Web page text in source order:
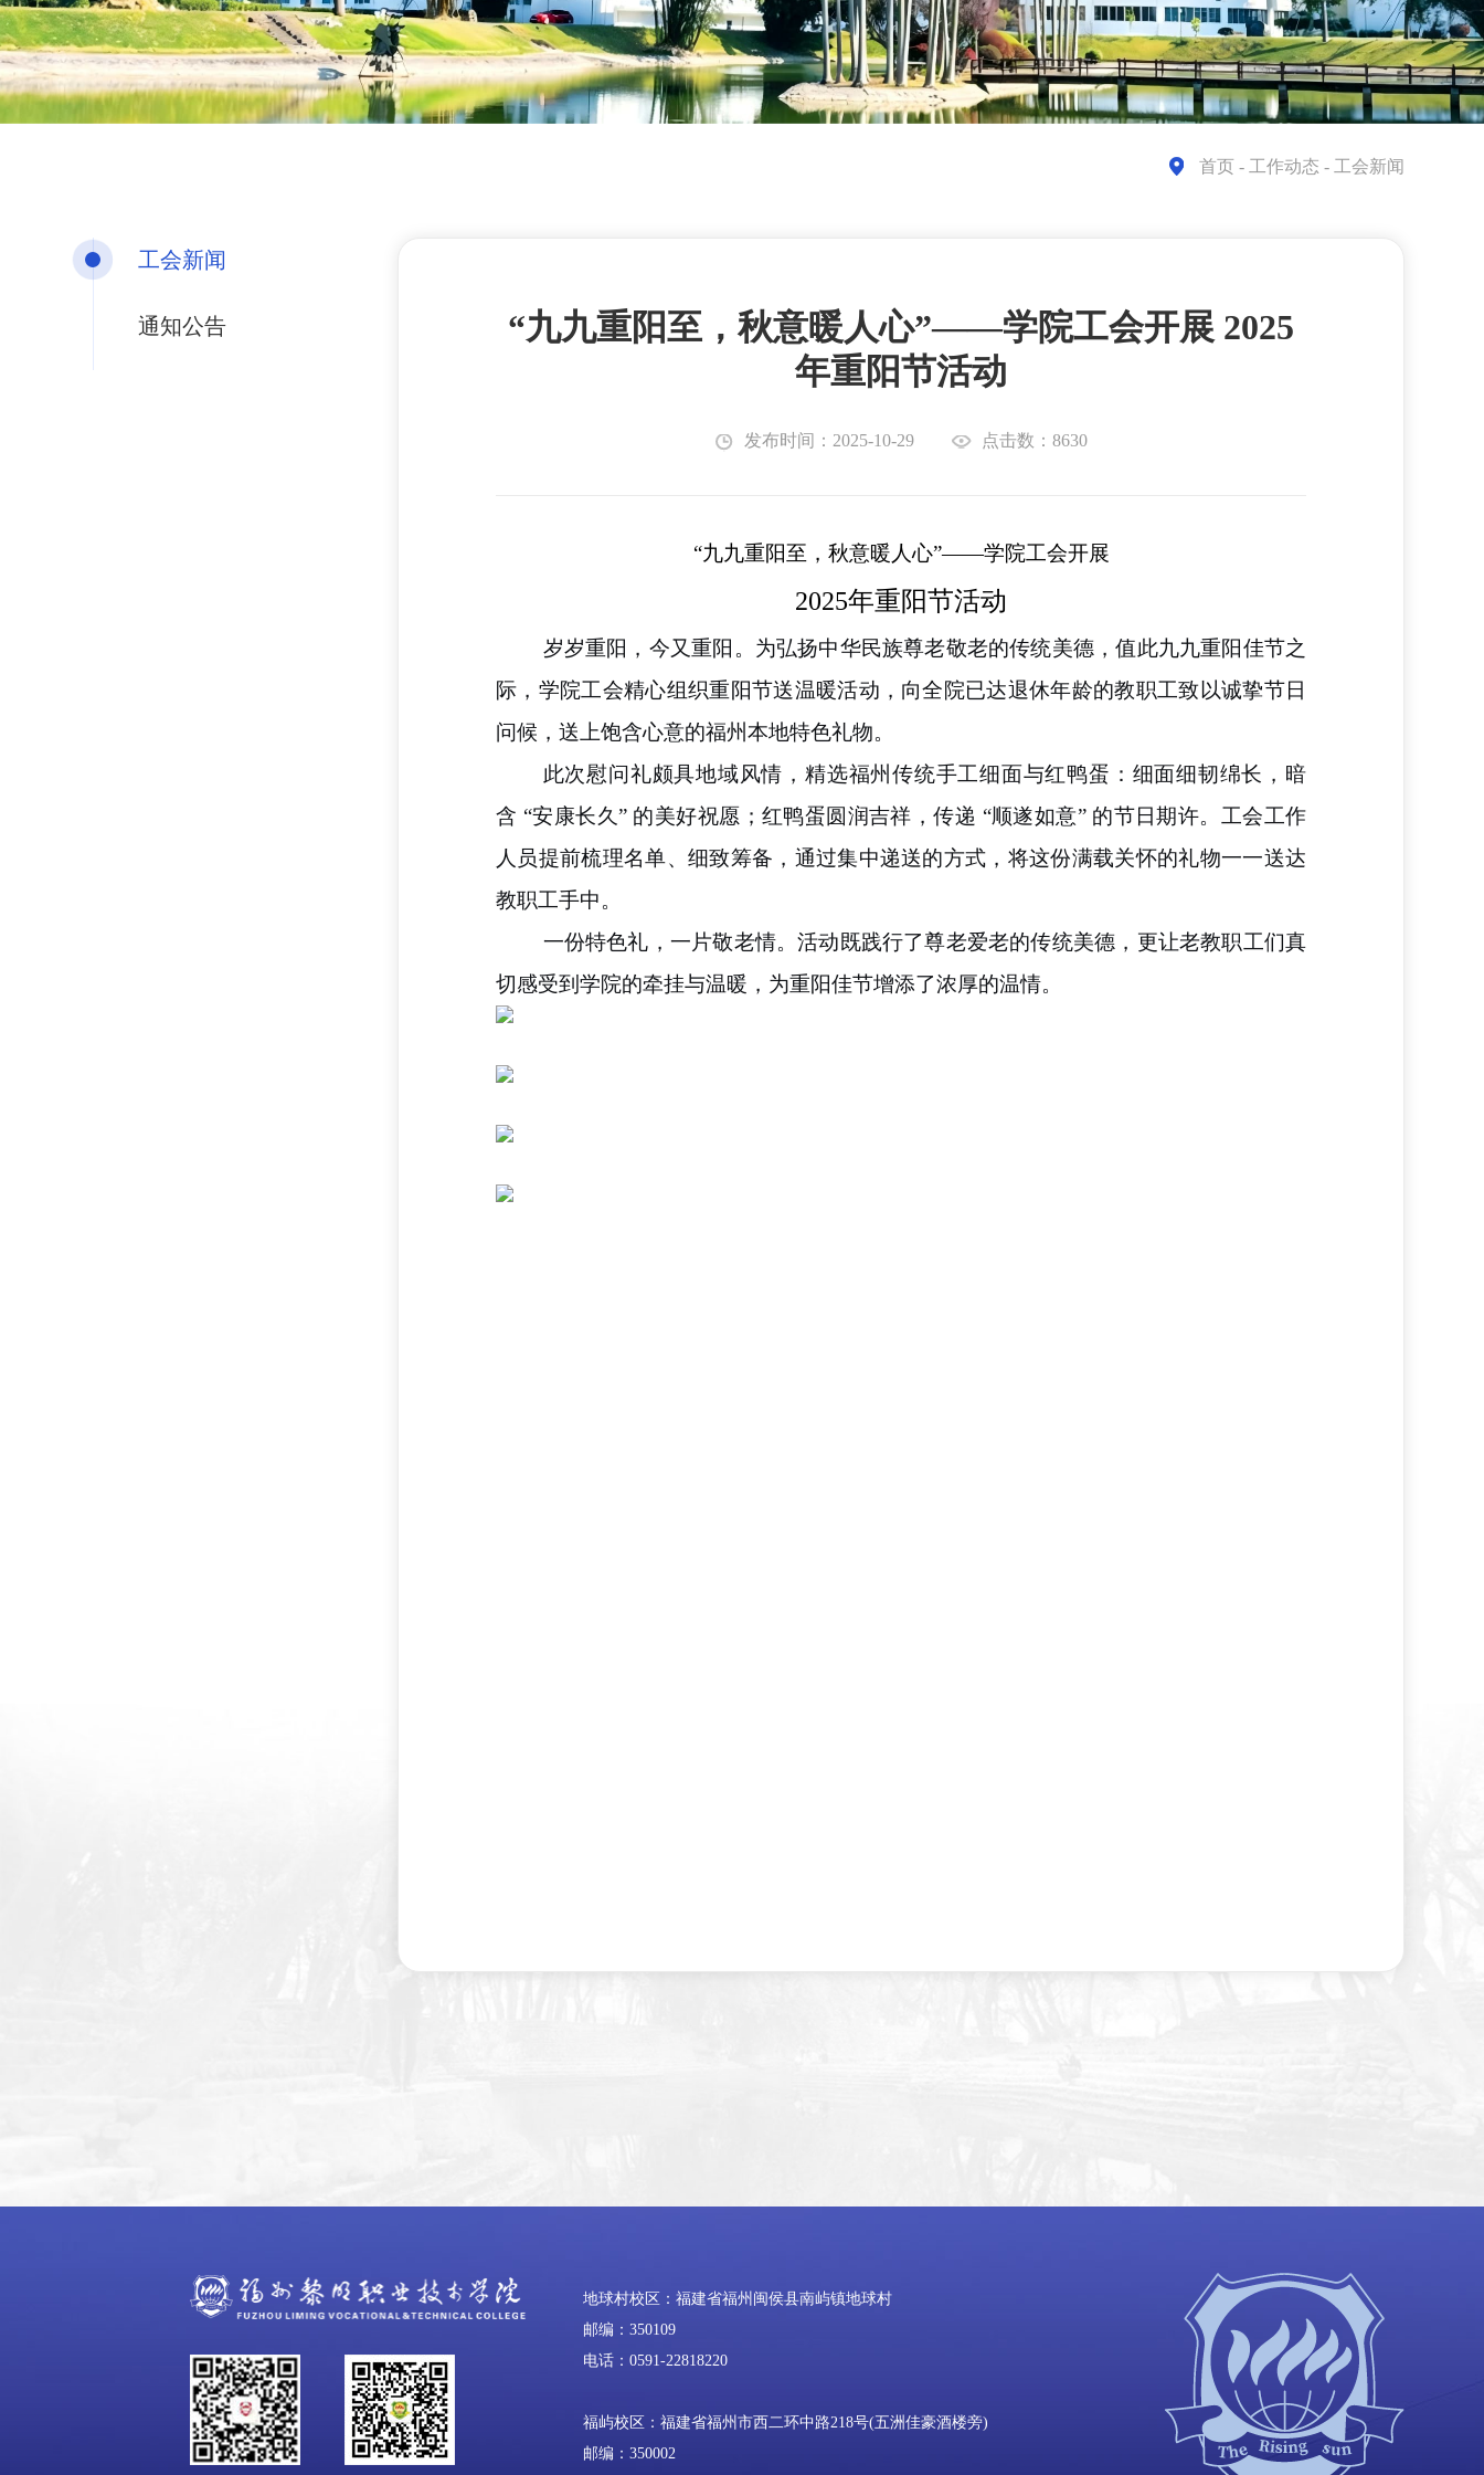
首页 - 工作动态 - 工会新闻
工会新闻
通知公告
“九九重阳至，秋意暖人心”——学院工会开展 2025
年重阳节活动
发布时间：2025-10-29 点击数：8630
“九九重阳至，秋意暖人心”——学院工会开展
2025年重阳节活动
岁岁重阳，今又重阳。为弘扬中华民族尊老敬老的传统美德，值此九九重阳佳节之
际，学院工会精心组织重阳节送温暖活动，向全院已达退休年龄的教职工致以诚挚节日
问候，送上饱含心意的福州本地特色礼物。
此次慰问礼颇具地域风情，精选福州传统手工细面与红鸭蛋：细面细韧绵长，暗
含 “安康长久” 的美好祝愿；红鸭蛋圆润吉祥，传递 “顺遂如意” 的节日期许。工会工作
人员提前梳理名单、细致筹备，通过集中递送的方式，将这份满载关怀的礼物一一送达
教职工手中。
一份特色礼，一片敬老情。活动既践行了尊老爱老的传统美德，更让老教职工们真
切感受到学院的牵挂与温暖，为重阳佳节增添了浓厚的温情。
地球村校区：福建省福州闽侯县南屿镇地球村
邮编：350109
电话：0591-22818220
福屿校区：福建省福州市西二环中路218号(五洲佳豪酒楼旁)
邮编：350002